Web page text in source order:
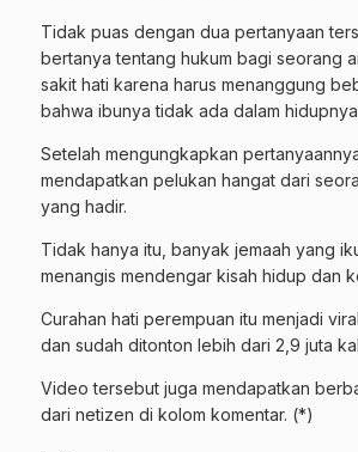
Tidak puas dengan dua pertanyaan
bertanya tentang hukum bagi seorang
sakit hati karena harus menanggung
bahwa ibunya tidak ada dalam
Setelah mengungkapkan
mendapatkan pelukan hangat dari
yang hadir.
Tidak hanya itu, banyak jemaah yang
menangis mendengar kisah hidup dan
Curahan hati perempuan itu menjadi
dan sudah ditonton lebih dari 2,9 juta
Video tersebut juga mendapatkan
dari netizen di kolom komentar. (*)